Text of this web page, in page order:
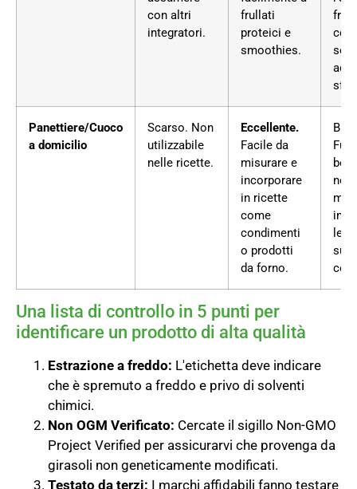
con altri
integratori.
frullati
proteici e
smoothies.
se
Panettiere/Cuoco
a domicilio
Scarso. Non
utilizzabile
nelle ricette.
Eccellente.
Facile da
misurare e
incorporare
in ricette
come
condimenti
o prodotti
da forno.
ma
Una lista di controllo in 5 punti per
identificare un prodotto di alta qualità
Estrazione a freddo: L'etichetta deve indicare
che è spremuto a freddo e privo di solventi
chimici.
Non OGM Verificato: Cercate il sigillo Non-GMO
Project Verified per assicurarvi che provenga da
girasoli non geneticamente modificati.
Testato da terzi: I marchi affidabili fanno testare